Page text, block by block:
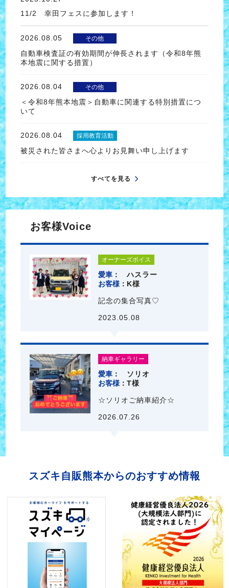
11/2 幸田フェスに参加します！
2026.08.05 その他
自動車検査証の有効期間が伸長されます（令和8年熊
本地震に関する措置）
2026.08.04 その他
＜令和8年熊本地震＞自動車に関連する特別措置につ
いて
2026.08.04 採用教育活動
被災された皆さまへ心よりお見舞い申し上げます
すべてを見る
お客様Voice
オーナーズボイス
愛車
ハスラー
お客様
K様
記念の集合写真♡
2023.05.08
納車ギャラリー
愛車
ソリオ
お客様
T様
☆ソリオご納車紹介☆
2026.07.26
スズキ自販熊本からのおすすめ情報